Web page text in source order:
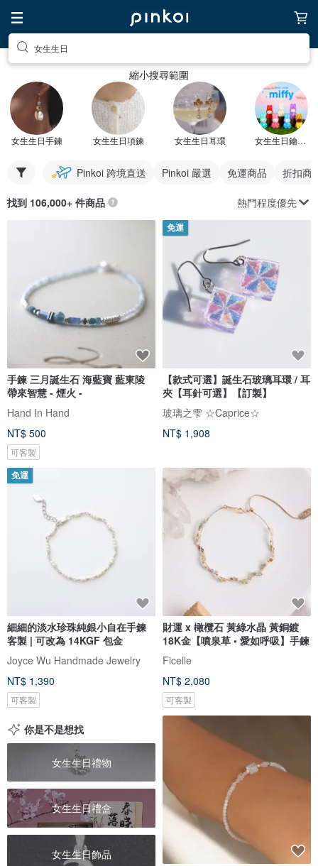
女生生日
縮小搜尋範圍
女生生日手鍊 女生生日項鍊 女生生日耳環 女生生日鑰匙圈
Pinkoi 跨境直送 Pinkoi 嚴選 免運商品 折扣商
找到 106,000+ 件商品 熱門程度優先
手鍊 三月誕生石 海藍寶 藍東陵
帶來智慧 - 煙火 -
Hand In Hand
NT$ 500
可客製
免運
【款式可選】誕生石玻璃耳環 / 耳
夾【耳針可選】【訂製】
玻璃之雫 ☆Caprice☆
NT$ 1,908
免運
細細的淡水珍珠純銀小自在手鍊
客製 | 可改為 14KGF 包金
Joyce Wu Handmade Jewelry
NT$ 1,390
可客製
財運 x 橄欖石 黃綠水晶 黃銅鍍
18K金【噴泉草 • 愛如呼吸】手鍊
Ficelle
NT$ 2,080
可客製
你是不是想找
女生生日禮物
女生生日禮盒
女生生日飾品